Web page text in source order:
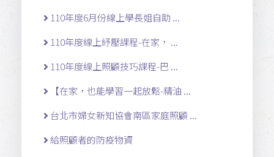
110年度6月份線上學長姐自助 ...
110年度線上紓壓課程-在家， ...
110年度線上照顧技巧課程-巴 ...
【在家，也能學習一起放鬆-精油 ...
台北市婦女新知協會南區家庭照顧 ...
給照顧者的防疫物資